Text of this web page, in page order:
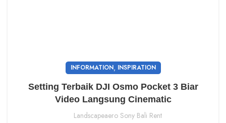
INFORMATION, INSPIRATION
Setting Terbaik DJI Osmo Pocket 3 Biar
Video Langsung Cinematic
Landscapeaero Sony Bali Rent